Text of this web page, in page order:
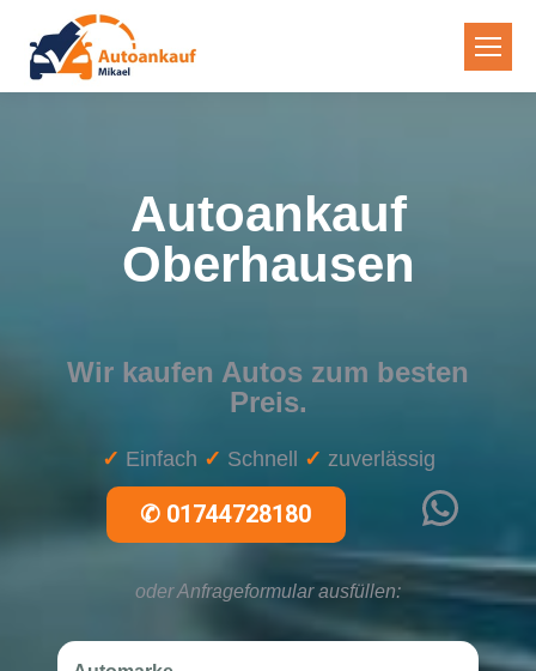
Autoankauf
Oberhausen
Wir kaufen Autos zum besten
Preis.
✓ Einfach ✓ Schnell ✓ zuverlässig
✆ 01744728180 WhatsApp
oder Anfrageformular ausfüllen: